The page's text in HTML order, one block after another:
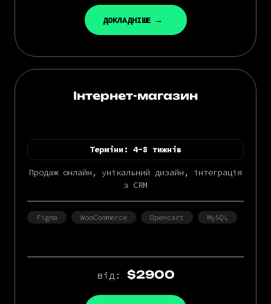
ДОКЛАДНІШЕ
Інтернет-магазин
Терміни: 4-8 тижнів
Продаж онлайн, унікальний дизайн, інтеграція
з CRM
Figma WooCommerce Opencart MySQL
від: $2900